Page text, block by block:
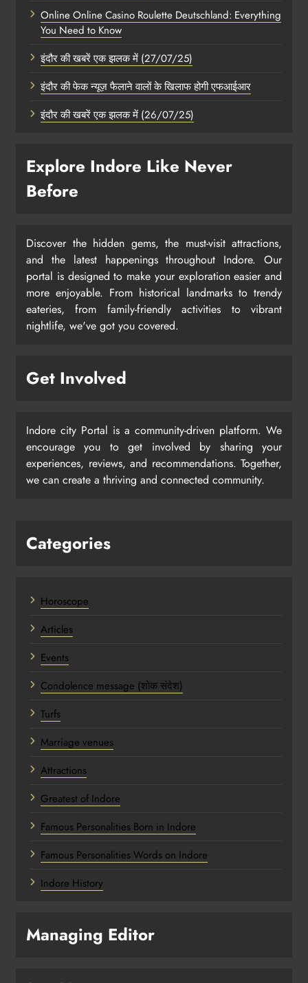
Online Online Casino Roulette Deutschland: Everything
You Need to Know
इंदौर की खबरें एक झलक में (27/07/25)
इंदौर की फेक न्यूज़ फैलाने वालों के खिलाफ होगी एफआईआर
इंदौर की खबरें एक झलक में (26/07/25)
Explore Indore Like Never
Before
Discover the hidden gems, the must-visit attractions,
and the latest happenings throughout Indore. Our
portal is designed to make your exploration easier and
more enjoyable. From historical landmarks to trendy
eateries, from family-friendly activities to vibrant
nightlife, we've got you covered.
Get Involved
Indore city Portal is a community-driven platform. We
encourage you to get involved by sharing your
experiences, reviews, and recommendations. Together,
we can create a thriving and connected community.
Categories
Horoscope
Articles
Events
Condolence message (शोक संदेश)
Turfs
Marriage venues
Attractions
Greatest of Indore
Famous Personalities Born in Indore
Famous Personalities Words on Indore
Indore History
Managing Editor